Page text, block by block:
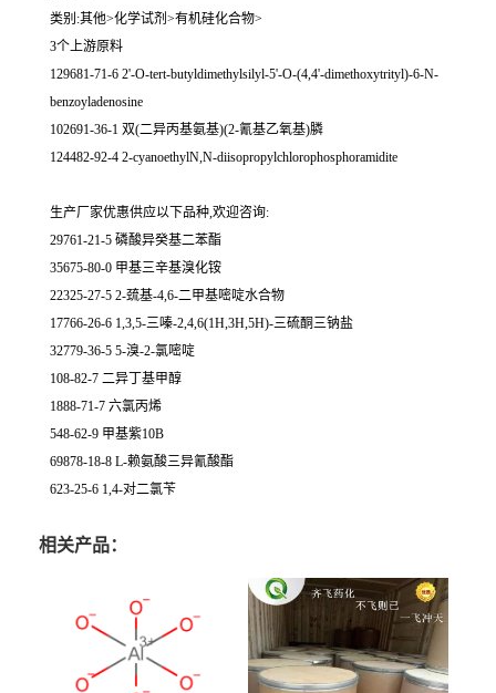
类别:其他>化学试剂>有机硅化合物>
3个上游原料
129681-71-6 2'-O-tert-butyldimethylsilyl-5'-O-(4,4'-dimethoxytrityl)-6-N-
benzoyladenosine
102691-36-1 双(二异丙基氨基)(2-氰基乙氧基)膦
124482-92-4 2-cyanoethylN,N-diisopropylchlorophosphoramidite
生产厂家优惠供应以下品种,欢迎咨询:
29761-21-5 磷酸异癸基二苯酯
35675-80-0 甲基三辛基溴化铵
22325-27-5 2-巯基-4,6-二甲基嘧啶水合物
17766-26-6 1,3,5-三嗪-2,4,6(1H,3H,5H)-三硫酮三钠盐
32779-36-5 5-溴-2-氯嘧啶
108-82-7 二异丁基甲醇
1888-71-7 六氯丙烯
548-62-9 甲基紫10B
69878-18-8 L-赖氨酸三异氰酸酯
623-25-6 1,4-对二氯苄
相关产品：